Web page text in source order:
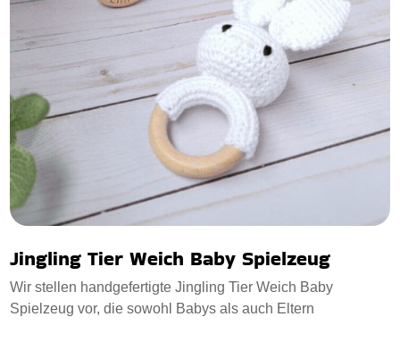
Jingling Tier Weich Baby Spielzeug
Wir stellen handgefertigte Jingling Tier Weich Baby
Spielzeug vor, die sowohl Babys als auch Eltern